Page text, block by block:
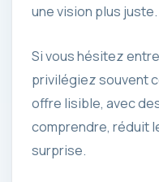
une vision plus juste.
Si vous hésitez
privilégiez souvent
offre lisible, avec
comprendre, réduit
surprise.